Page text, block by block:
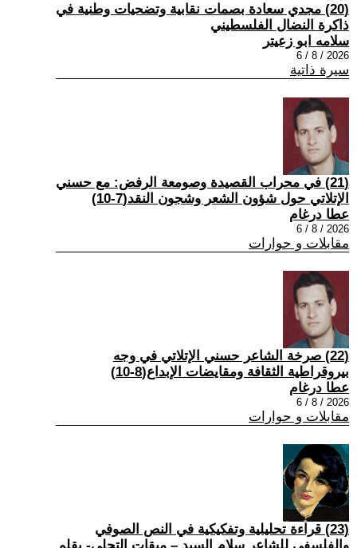
(20) مجدي سعادة بصمات نقابية وتضحيات وطنية في
ذاكرة النضال الفلسطيني
سلامه ابو زعيتر
2026 / 8 / 6
سيرة ذاتية
(21) في محراب القصيدة وصومعة الرفض: مع حسني
الإتلاتي حول شؤون الشعر وشجون النقد(7-10)
عطا درغام
2026 / 8 / 6
مقابلات و حوارات
(22) صرخة الشاعر حسني الإتلاتي في وجه
بيروقراطية الثقافة ومقايضات الإبداع(8-10)
عطا درغام
2026 / 8 / 6
مقابلات و حوارات
(23) قراءة تحليلية وتفكيكية في النص الصوفي